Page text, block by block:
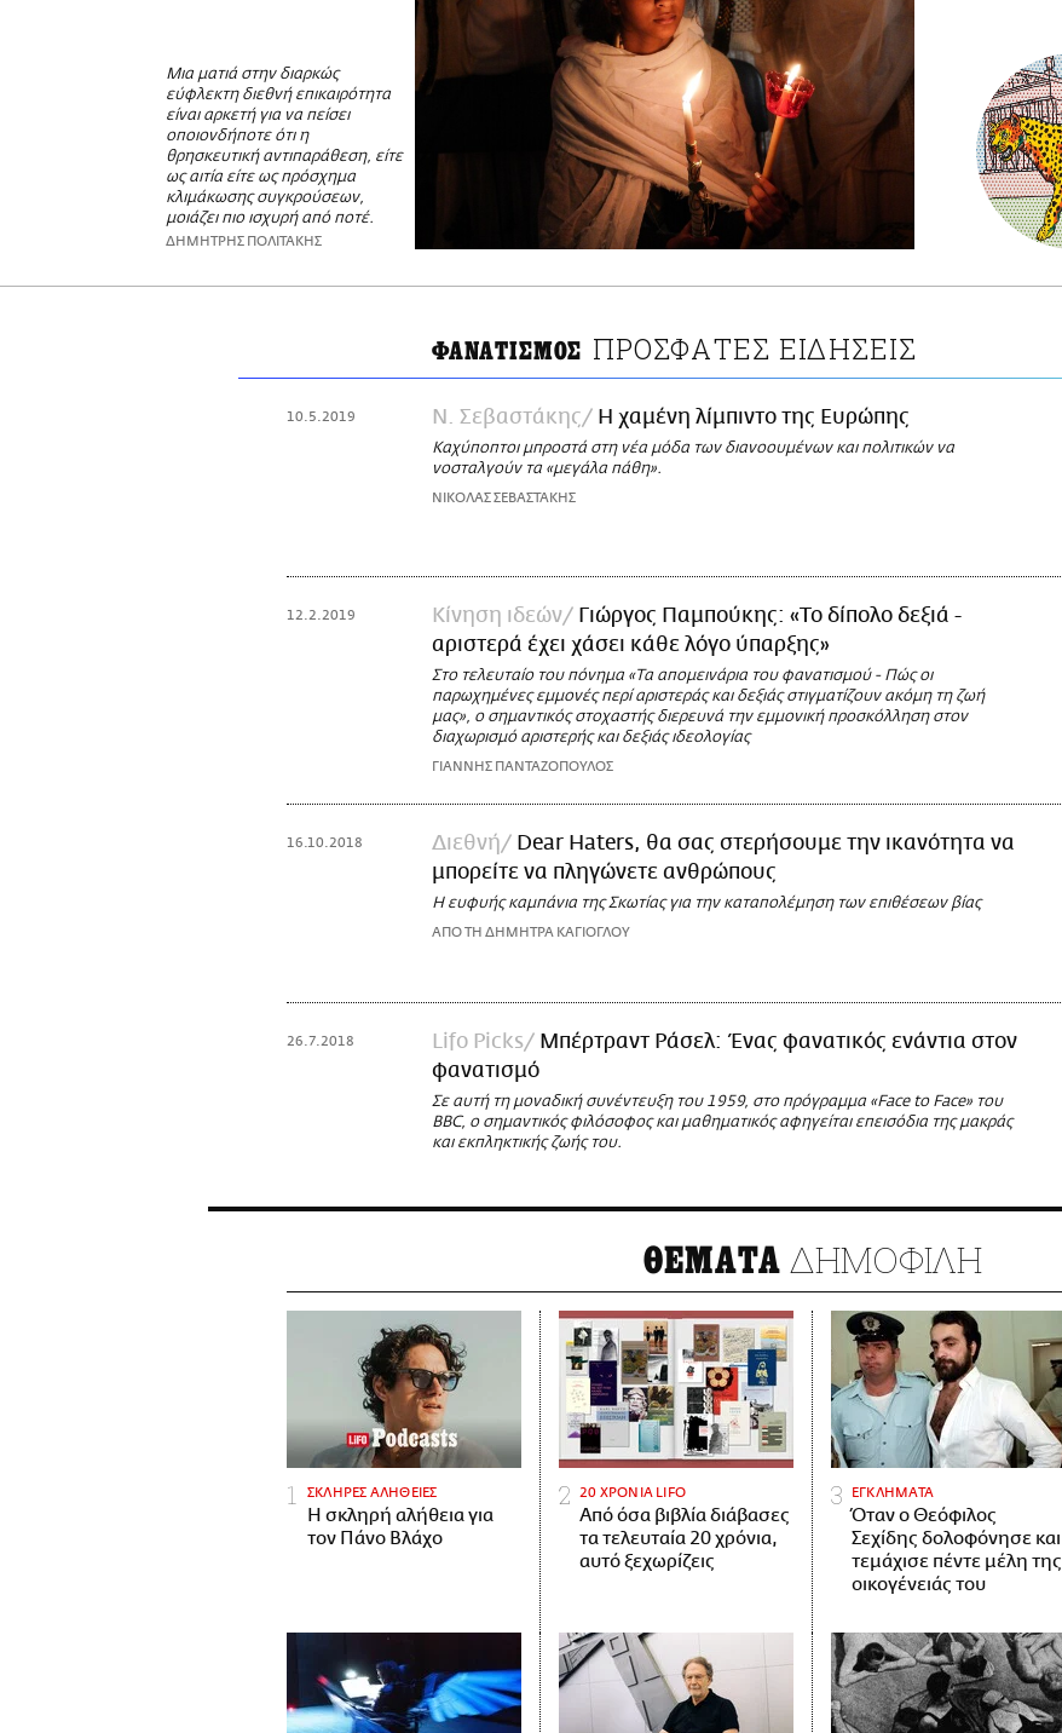
Μια ματιά στην διαρκώς
εύφλεκτη διεθνή επικαιρότητα
είναι αρκετή για να πείσει
οποιονδήποτε ότι η
θρησκευτική αντιπαράθεση, είτε
ως αιτία είτε ως πρόσχημα
κλιμάκωσης συγκρούσεων,
μοιάζει πιο ισχυρή από ποτέ.
ΔΗΜΗΤΡΗΣ ΠΟΛΙΤΑΚΗΣ
ΦΑΝΑΤΙΣΜΟΣ ΠΡΟΣΦΑΤΕΣ ΕΙΔΗΣΕΙΣ
10.5.2019 Ν. Σεβαστάκης Η χαμένη λίμπιντο της Ευρώπης
Καχύποπτοι μπροστά στη νέα μόδα των διανοουμένων και πολιτικών να
νοσταλγούν τα «μεγάλα πάθη».
ΝΙΚΟΛΑΣ ΣΕΒΑΣΤΑΚΗΣ
12.2.2019 Κίνηση ιδεών
Γιώργος Παμπούκης: «Το δίπολο δεξιά -
αριστερά έχει χάσει κάθε λόγο ύπαρξης»
Στο τελευταίο του πόνημα «Τα απομεινάρια του φανατισμού - Πώς οι
παρωχημένες εμμονές περί αριστεράς και δεξιάς στιγματίζουν ακόμη τη ζωή
μας», ο σημαντικός στοχαστής διερευνά την εμμονική προσκόλληση στον
διαχωρισμό αριστερής και δεξιάς ιδεολογίας
ΓΙΑΝΝΗΣ ΠΑΝΤΑΖΟΠΟΥΛΟΣ
16.10.2018 Διεθνή
Dear Haters, θα σας στερήσουμε την ικανότητα να
μπορείτε να πληγώνετε ανθρώπους
Η ευφυής καμπάνια της Σκωτίας για την καταπολέμηση των επιθέσεων βίας
ΑΠΟ ΤΗ ΔΗΜΗΤΡΑ ΚΑΓΙΟΓΛΟΥ
26.7.2018 Lifo Picks
Μπέρτραντ Ράσελ: Ένας φανατικός ενάντια στον
φανατισμό
Σε αυτή τη μοναδική συνέντευξη του 1959, στο πρόγραμμα «Face to Face» του
BBC, ο σημαντικός φιλόσοφος και μαθηματικός αφηγείται επεισόδια της μακράς
και εκπληκτικής ζωής του.
ΘΕΜΑΤΑ ΔΗΜΟΦΙΛΗ
ΣΚΛΗΡΕΣ ΑΛΗΘΕΙΕΣ
H σκληρή αλήθεια για
τον Πάνο Βλάχο
20 ΧΡΟΝΙΑ LIFO
Από όσα βιβλία διάβασες
τα τελευταία 20 χρόνια,
αυτό ξεχωρίζεις
ΕΓΚΛΗΜΑΤΑ
Όταν ο Θεόφιλος
Σεχίδης δολοφόνησε και
τεμάχισε πέντε μέλη της
οικογένειάς του